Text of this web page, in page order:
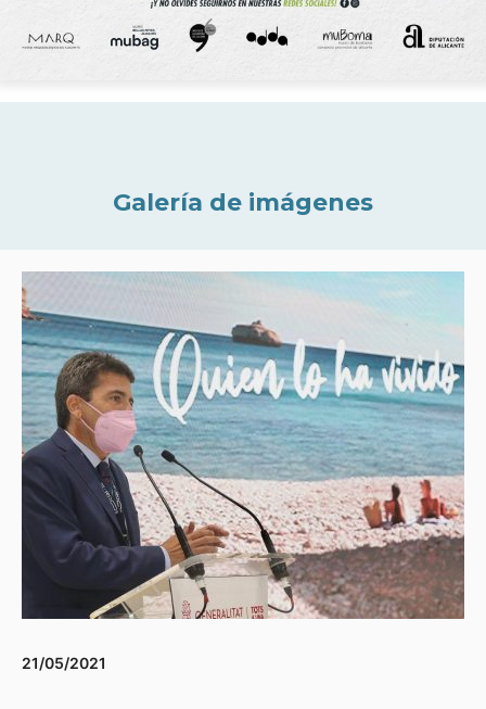
Galería de imágenes
21/05/2021